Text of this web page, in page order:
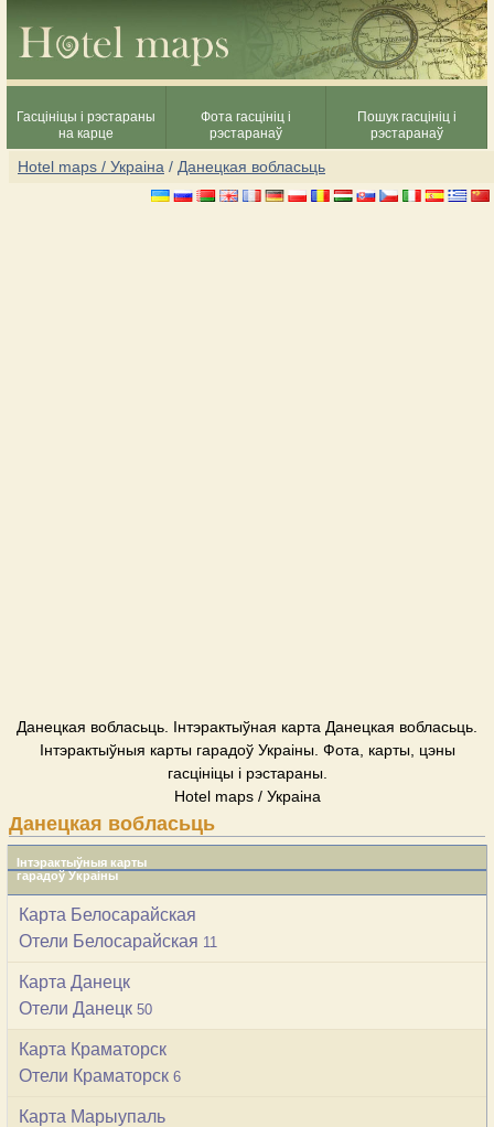
Гасцініцы і рэстараны
на карце
Фота гасцініц і
рэстаранаў
Пошук гасцініц і
рэстаранаў
Hotel maps / Украіна / Данецкая вобласьць
Данецкая вобласьць. Інтэрактыўная карта Данецкая вобласьць.
Інтэрактыўныя карты гарадоў Украіны. Фота, карты, цэны
гасцініцы і рэстараны.
Hotel maps / Украіна
Данецкая вобласьць
Інтэрактыўныя карты
гарадоў Украіны
Карта Белосарайская
Отели Белосарайская 11
Карта Данецк
Отели Данецк 50
Карта Краматорск
Отели Краматорск 6
Карта Марыупаль